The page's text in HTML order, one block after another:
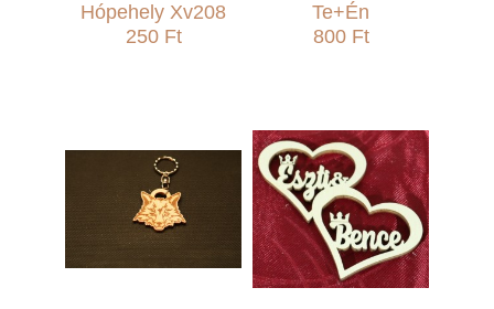
Hópehely Xv208
250 Ft
Te+Én
800 Ft